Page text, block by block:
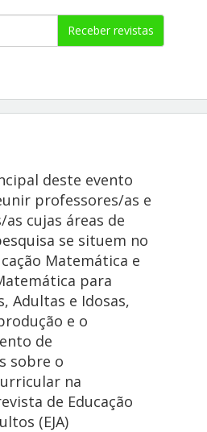
Receber revistas
deste evento
professores/as e
cujas áreas de
se situem no
Matemática e
para
Adultas e Idosas,
e o
de
sobre o
na
de Educação
(EJA)